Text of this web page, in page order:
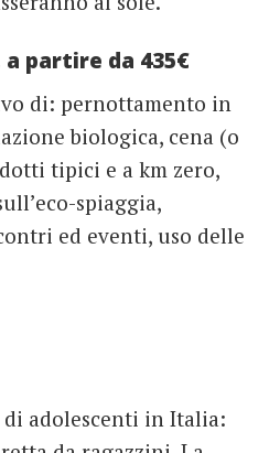
partire da 435€
di: pernottamento in
biologica, cena (o
tipici e a km zero,
spiaggia,
ed eventi, uso delle
di adolescenti in Italia: